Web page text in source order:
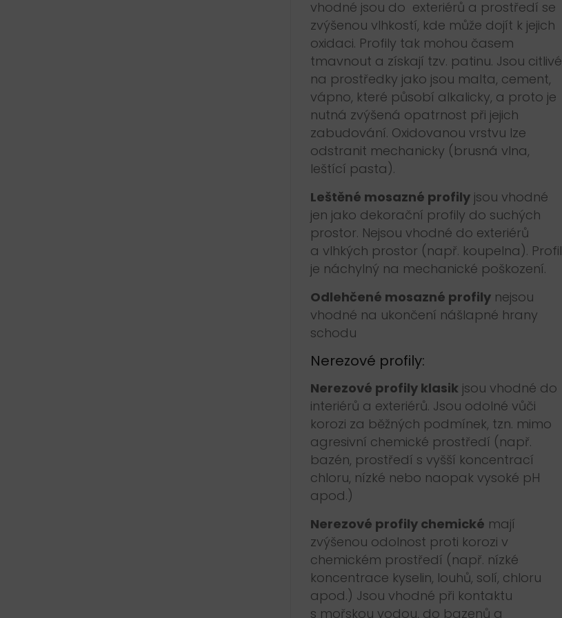
vhodné jsou do exteriérů a prostředí se
zvýšenou vlhkostí, kde může dojít k jejich
oxidaci. Profily tak mohou časem
tmavnout a získají tzv. patinu. Jsou citlivé
na prostředky jako jsou malta, cement,
vápno, které působí alkalicky, a proto je
nutná zvýšená opatrnost při jejich
zabudování. Oxidovanou vrstvu lze
odstranit mechanicky (brusná vlna,
leštící pasta).
Leštěné mosazné profilyjsou vhodné
jen jako dekorační profily do suchých
prostor. Nejsou vhodné do exteriérů
a vlhkých prostor (např. koupelna). Profil
je náchylný na mechanické poškození.
Odlehčené mosazné profilynejsou
vhodné na ukončení nášlapné hrany
schodu
Nerezové profily:
Nerezové profily klasikjsou vhodné do
interiérů a exteriérů. Jsou odolné vůči
korozi za běžných podmínek, tzn. mimo
agresivní chemické prostředí (např.
bazén, prostředí s vyšší koncentrací
chloru, nízké nebo naopak vysoké pH
apod.)
Nerezové profily chemické mají
zvýšenou odolnost proti korozi v
chemickém prostředí (např. nízké
koncentrace kyselin, louhů, solí, chloru
apod.) Jsou vhodné při kontaktu
s mořskou vodou, do bazenů a